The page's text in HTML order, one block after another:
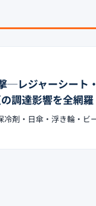
─レジャーシート
調達影響を全網羅
剤・日傘・浮き輪・ビ